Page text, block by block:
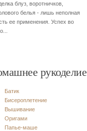
блуз, воротничков,
белья - лишь неполная
ее применения. Успех во
рукоделие
Батик
Бисероплетение
Вышивание
Оригами
Папье-маше